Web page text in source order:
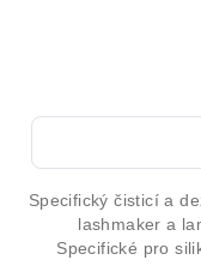
Specifický čisticí a
lashmaker a
Specifické pro